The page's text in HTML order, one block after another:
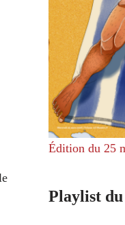
Édition du 25
Playlist